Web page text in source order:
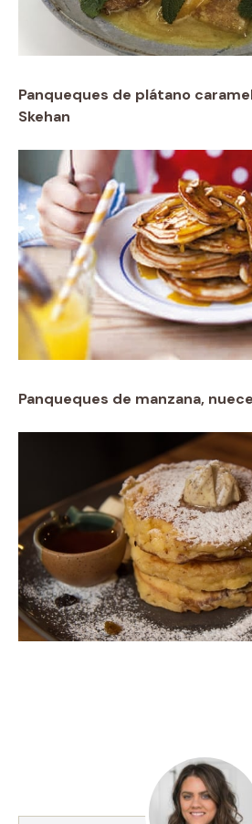
Panqueques de plátano
Skehan
Panqueques de manzana,